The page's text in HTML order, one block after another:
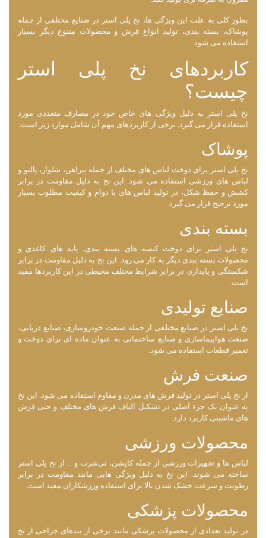
بطور کلی به علت این ویژگی ‌ها، نخ پلی استر در صنایع مختلفی از جمله
پوشاک، بسته‌ بندی، تولید انواع فرش و محصولات متنوع دیگر بسیار
استفاده می ‌شود.
کاربردهای نخ پلی استر
چیست؟
نخ پلی استر به دلیل ویژگی‌ های خاص خود در مصارف متعددی مورد
استفاده قرار می‌ گیرد. برخی از کاربردهای مهم آن شامل موارد زیر است:
پوشاک
نخ پلی استر برای دوخت لباس ‌های مختلف از جمله پیراهن، شلوار، پالتو و
لباس ‌های ورزشی استفاده می ‌شود. این نخ به دلیل مقاومت در برابر
کشش و حفظ شکل، در تولید لباس ‌های با دوام و کیفیت مطلوب بسیار
مورد ترجیح قرار می ‌گیرد.
بسته ‌بندی
نخ پلی استر برای دوخت کیسه ‌های بسته ‌بندی، پایه‌ های کاغذی و
محصولات بسته ‌بندی دیگر به کار می ‌رود. این نخ به دلیل مقاومت در برابر
شکستگی و پایداری در برابر شرایط مختلف محیطی در این کاربردها مفید
است.
صنایع تولیدی
نخ پلی استر در صنایع مختلفی از جمله صنعت خودروسازی، صنایع دریایی،
صنعت هواپیما‌سازی و صنایع ساختمانی به عنوان ماده ‌ای برای دوخت و
تعمیر قطعات استفاده می‌ شود.
صنعت فرش
از نخ پلی استر در تولید فرش ‌های مدرن و مقاوم استفاده می ‌شود. این نخ
به عنوان یک جزء اصلی در تشکیل الیاف فرش ‌های مختلف و حتی فرش‌
های ماشینی کاربرد دارد.
محصولات ورزشی
لباس ‌ها و تجهیزات ورزشی از جمله کاپشن‌، تی‌شرت‌ و ... از نخ پلی استر
ساخته می ‌شوند. این نخ به دلیل ویژگی ‌هایی مانند مقاومت در برابر
رطوبت و سرعت خشک شدن بالا برای استفاده ورزشکاران مفید است.
محصولات پزشکی
در تولید تعدادی از محصولات پزشکی مانند برخی از بندهای جراحی از نخ